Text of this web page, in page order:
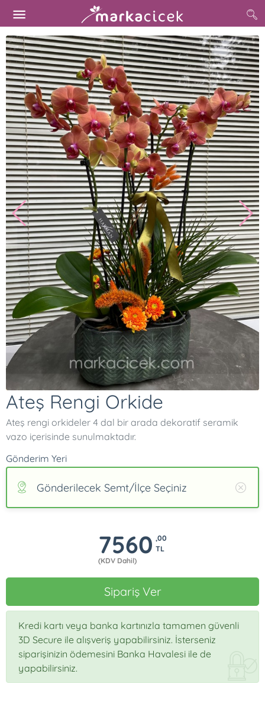
Ateş Rengi Orkide
Ateş rengi orkideler 4 dal bir arada dekoratif seramik
vazo içerisinde sunulmaktadır.
Gönderim Yeri
Gönderilecek Semt/İlçe Seçiniz
7560 ,00
TL
(KDV Dahil)
Sipariş Ver
Kredi kartı veya banka kartınızla tamamen güvenli
3D Secure ile alışveriş yapabilirsiniz. İsterseniz
siparişinizin ödemesini Banka Havalesi ile de
yapabilirsiniz.